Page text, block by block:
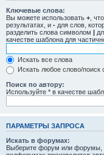
Ключевые слова:
Вы можете использовать + ,
результатах, и - для слов,
разделить слова символом |
качестве шаблона для
Искать все слова
Искать любое слово/поиск
Поиск по автору:
Используйте * в качестве
ПАРАМЕТРЫ ЗАПРОСА
Искать в форумах:
Выберите форум или форумы,